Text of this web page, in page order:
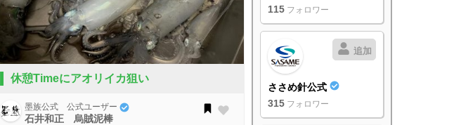
休憩Timeにアオリイカ狙い
墨族公式 公式ユーザー
石井和正 烏賊泥棒
115 フォロワー
追加
ささめ針公式
315 フォロワー